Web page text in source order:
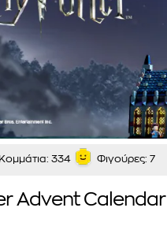
Κομμάτια: 334 Φιγούρες: 7
Advent